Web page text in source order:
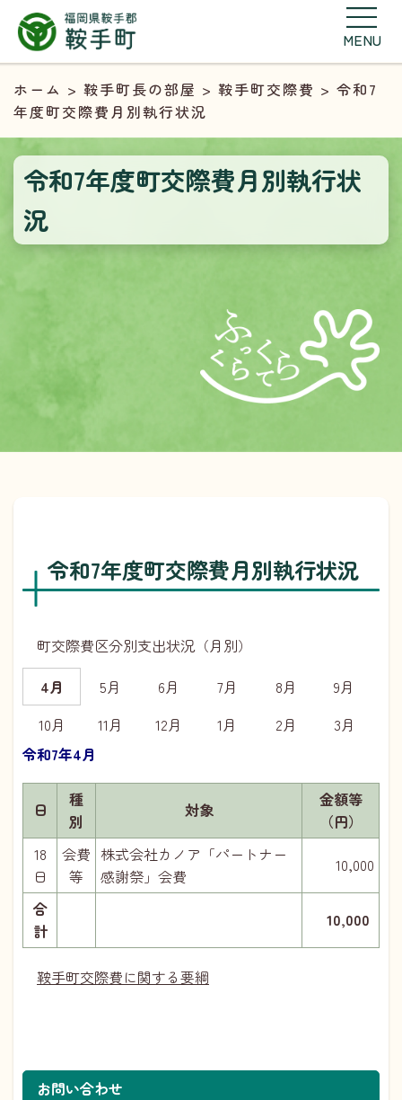
MENU
ホーム > 鞍手町長の部屋 > 鞍手町交際費 > 令和7
年度町交際費月別執行状況
令和7年度町交際費月別執行状
況
令和7年度町交際費月別執行状況
町交際費区分別支出状況（月別）
4月
5月 6月 7月 8月
9月
10月
11月 12月 1月 2月
3月
令和7年4月
日
種
別
対象
金額等
（円）
18
日
会費
等
株式会社カノア「パートナー
感謝祭」会費
10,000
合
計
10,000
鞍手町交際費に関する要綱
お問い合わせ